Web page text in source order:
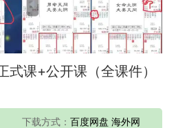
式课+公开课（全课件）
下载方式： 百度网盘 海外网